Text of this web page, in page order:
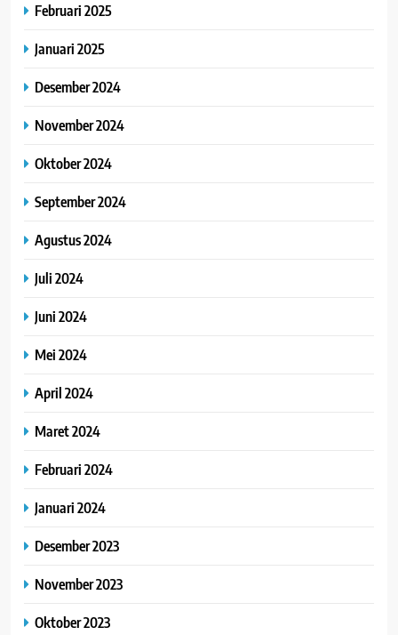
Februari 2025
Januari 2025
Desember 2024
November 2024
Oktober 2024
September 2024
Agustus 2024
Juli 2024
Juni 2024
Mei 2024
April 2024
Maret 2024
Februari 2024
Januari 2024
Desember 2023
November 2023
Oktober 2023